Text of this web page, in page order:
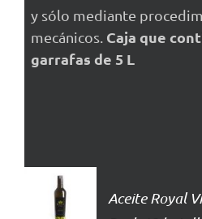
y sólo mediante
mecánicos. Caja que
garrafas de 5 L
AÑADIR
AL
CARRITOAceite Royal